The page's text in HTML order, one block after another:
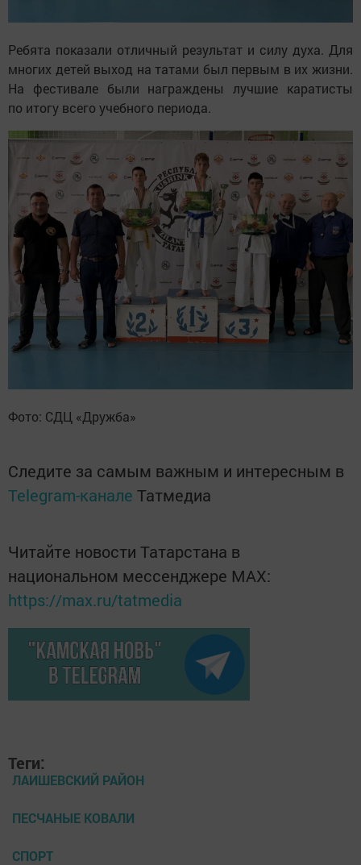
Ребята показали отличный результат и силу духа. Для
многих детей выход на татами был первым в их жизни.
На
фестивале были награждены лучшие каратисты
по итогу всего учебного периода.
Фото: СДЦ «Дружба»
Следите за самым важным и интересным в
Telegram-канале Татмедиа
Читайте новости Татарстана в
национальном мессенджере MАХ:
https://max.ru/tatmedia
Теги:
ЛАИШЕВСКИЙ РАЙОН
ПЕСЧАНЫЕ КОВАЛИ
СПОРТ